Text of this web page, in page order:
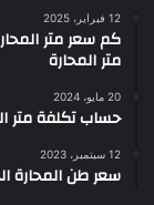
12 فبراير، 2025
كم سعر متر
متر المحارة
20 مايو، 2024
حساب تكلفة متر
12 سبتمبر، 2023
سعر طن المحارة الجاهزة |